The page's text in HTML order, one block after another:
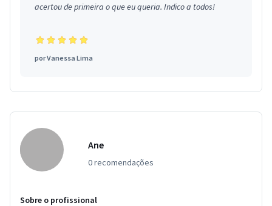
acertou de primeira o que eu queria. Indico a todos!
porVanessa Lima
Ane
0 recomendações
Sobre o profissional